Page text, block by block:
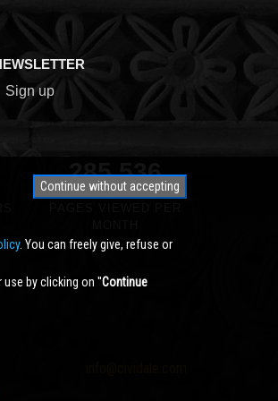
Sign up
350,000
Continue without accepting
. You can freely give, refuse or
by clicking on ''Continue